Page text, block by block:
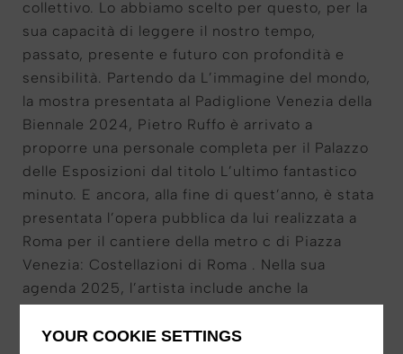
collettivo. Lo abbiamo scelto per questo, per la
sua capacità di leggere il nostro tempo,
passato, presente e futuro con profondità e
sensibilità. Partendo da L’immagine del mondo,
la mostra presentata al Padiglione Venezia della
Biennale 2024, Pietro Ruffo è arrivato a
proporre una personale completa per il Palazzo
delle Esposizioni dal titolo L’ultimo fantastico
minuto. E ancora, alla fine di quest’anno, è stata
presentata l’opera pubblica da lui realizzata a
Roma per il cantiere della metro c di Piazza
Venezia: Costellazioni di Roma . Nella sua
agenda 2025, l’artista include anche la
stelle che aprirà la sua sede nella capitale a
YOUR COOKIE SETTINGS